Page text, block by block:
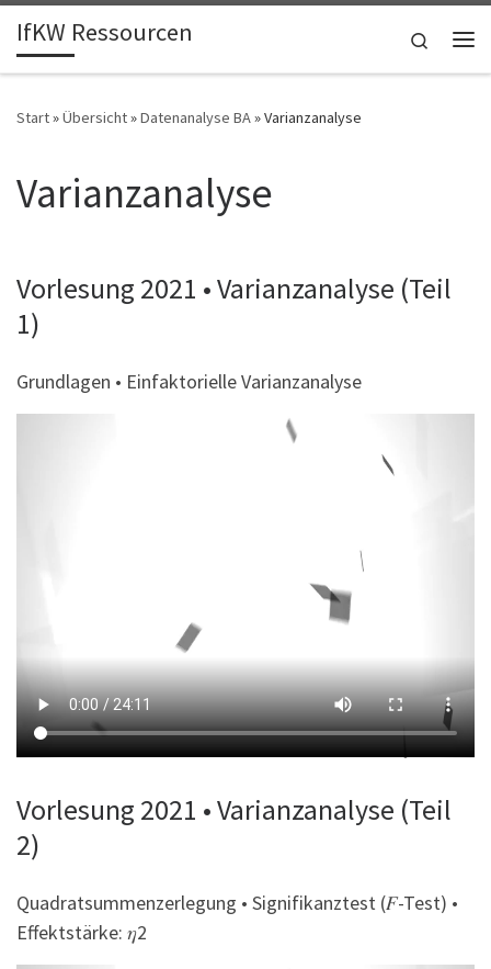
Zum Inhalt springen
IfKW Ressourcen
Search
Start»Übersicht»Datenanalyse BA»Varianzanalyse
Varianzanalyse
Vorlesung 2021 • Varianzanalyse (Teil
1)
Grundlagen • Einfaktorielle Varianzanalyse
Vorlesung 2021 • Varianzanalyse (Teil
2)
Quadratsummenzerlegung • Signifikanztest (𝐹-Test) •
Effektstärke: 𝜂2